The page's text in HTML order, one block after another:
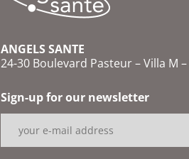
ANGELS SANTE
24-30 Boulevard Pasteur – Villa M
Sign-up for our newsletter